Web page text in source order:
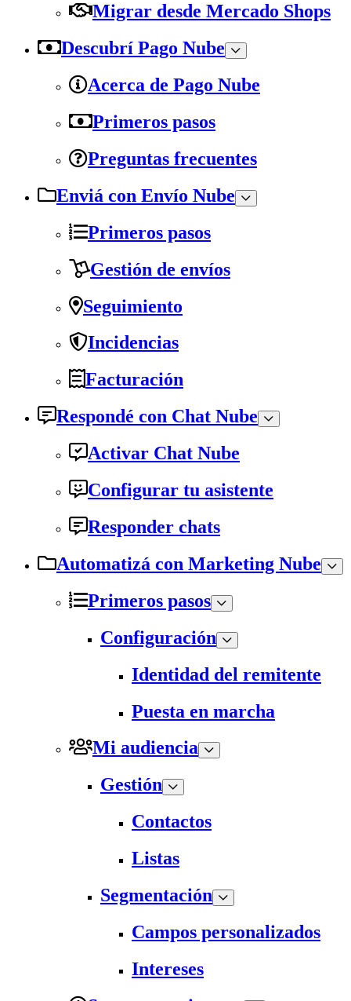
Migrar desde Mercado Shops
Descubrí Pago Nube
Acerca de Pago Nube
Primeros pasos
Preguntas frecuentes
Enviá con Envío Nube
Primeros pasos
Gestión de envíos
Seguimiento
Incidencias
Facturación
Respondé con Chat Nube
Activar Chat Nube
Configurar tu asistente
Responder chats
Automatizá con Marketing Nube
Primeros pasos
Configuración
Identidad del remitente
Puesta en marcha
Mi audiencia
Gestión
Contactos
Listas
Segmentación
Campos personalizados
Intereses